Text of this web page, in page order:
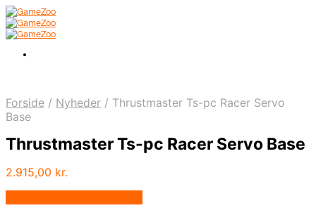
Forside / Nyheder / Thrustmaster Ts-pc Racer Servo
Base
Thrustmaster Ts-pc Racer Servo Base
2.915,00 kr.